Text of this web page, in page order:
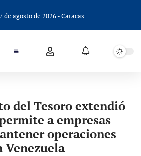
de agosto de 2026 - Caracas
del Tesoro extendió
a empresas
operaciones
Venezuela